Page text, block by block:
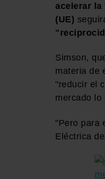
acelerar
(UE)
Simson,
materia de
"reducir el
mercado lo
"Pero para
Eléctrica